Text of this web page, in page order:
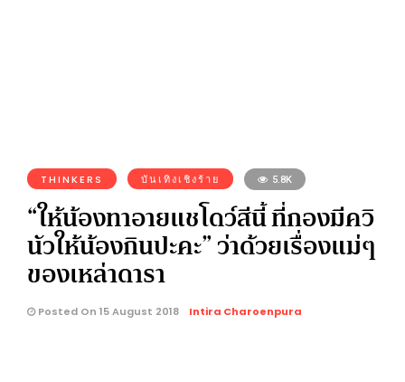
THINKERS บันเทิงเชิงร้าย 5.8K
“ให้น้องทาอายแชโดว์สีนี้ ที่กองมีควิ
นัวให้น้องกินปะคะ” ว่าด้วยเรื่องแม่ๆ
ของเหล่าดารา
Posted On 15 August 2018 Intira Charoenpura